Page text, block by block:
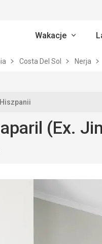
Wakacje
Costa Del Sol Nerja
(Ex.